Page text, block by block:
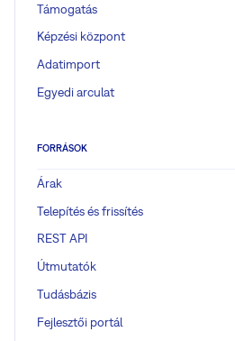
Támogatás
Képzési központ
Adatimport
Egyedi arculat
FORRÁSOK
Árak
Telepítés és frissítés
REST API
Útmutatók
Tudásbázis
Fejlesztői portál